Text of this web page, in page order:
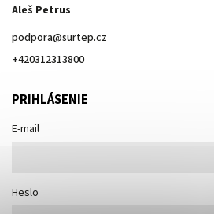
Aleš Petrus
podpora@surtep.cz
+420312313800
PRIHLÁSENIE
E-mail
Heslo